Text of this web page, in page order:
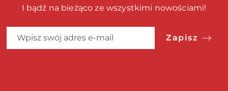
I bądź na bieżąco ze wszystkimi nowościami!
Zapisz